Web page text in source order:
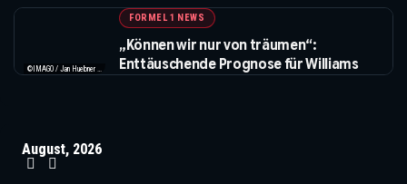
©IMAGO / Jan Huebner / XPB Images
FORMEL 1 NEWS
„Können wir nur von träumen“:
Enttäuschende Prognose für Williams
August, 2026